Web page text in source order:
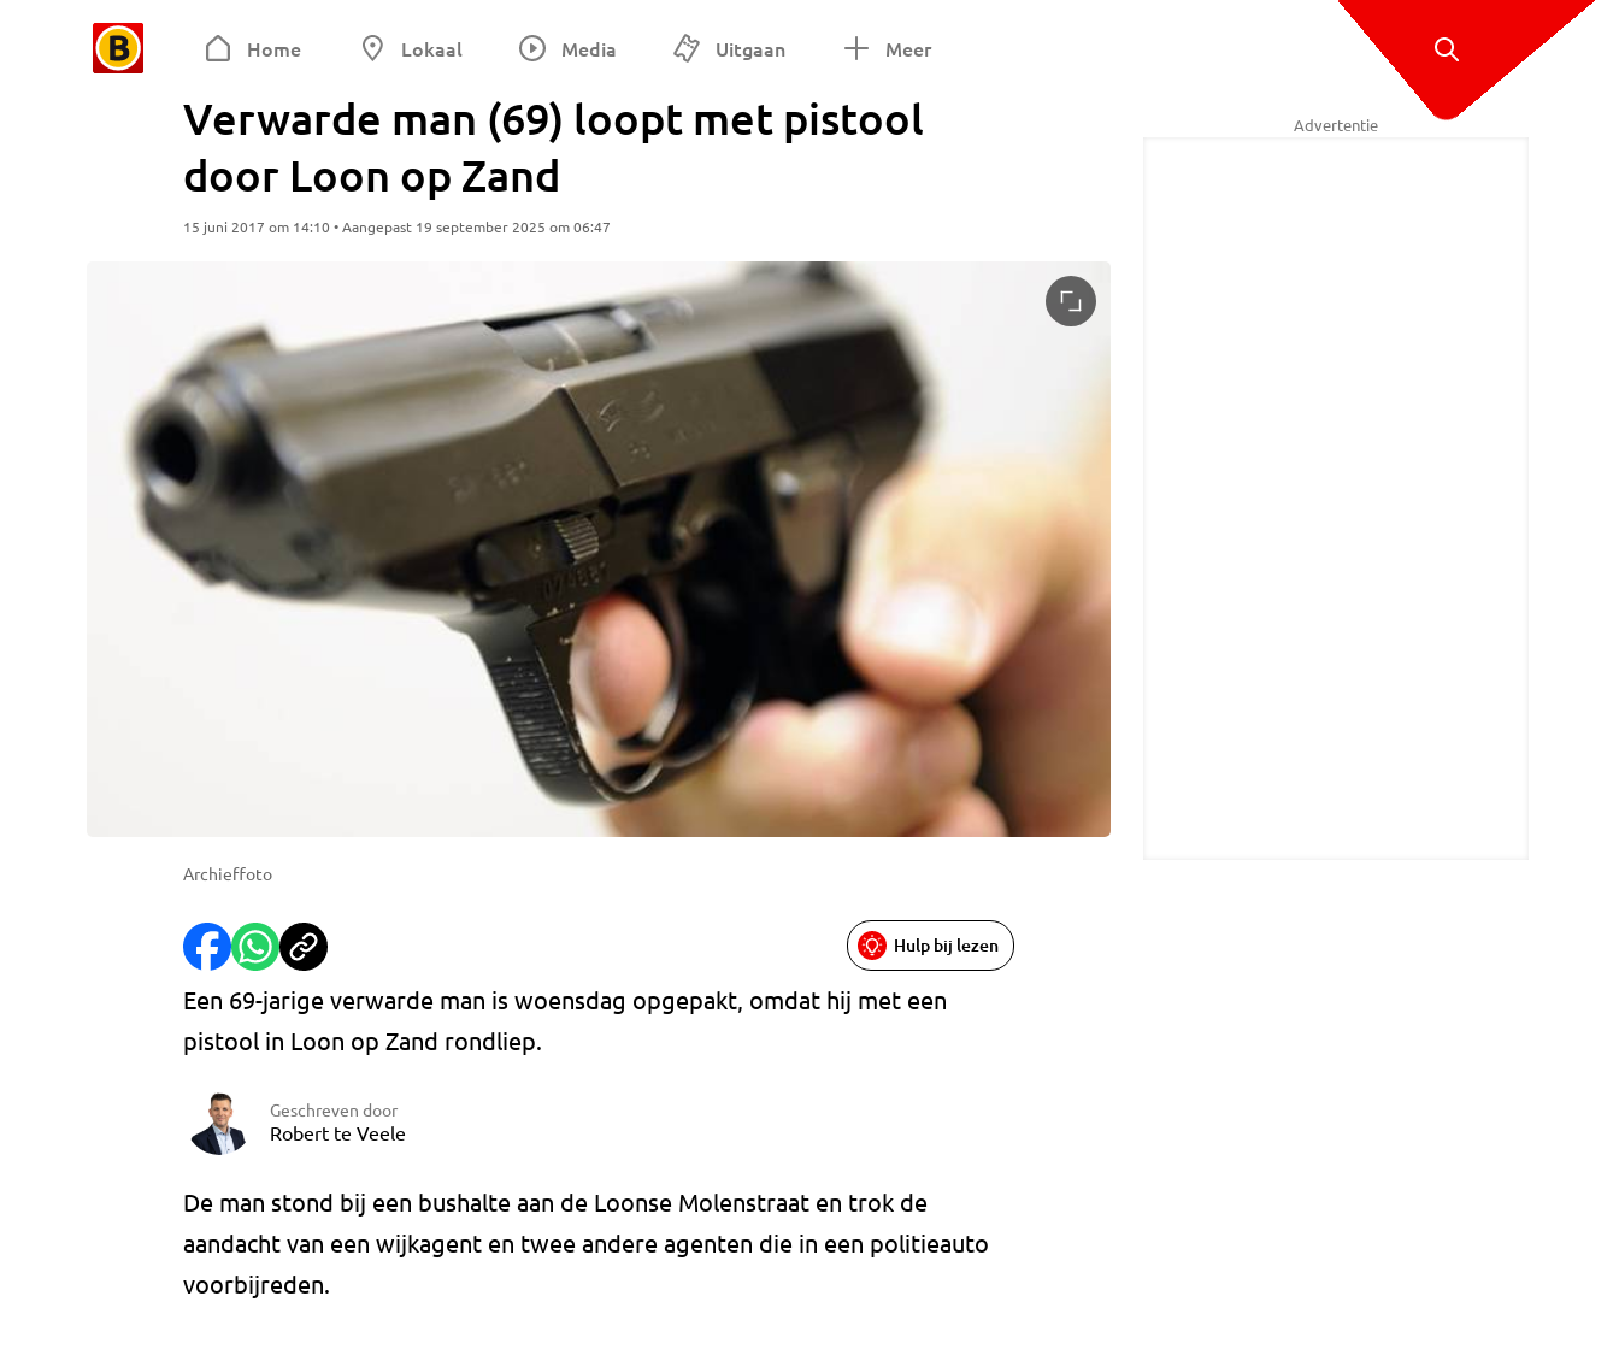
Home Lokaal Media Uitgaan Meer
Verwarde man (69) loopt met pistool
door Loon op Zand
15 juni 2017 om 14:10 • Aangepast 19 september 2025 om 06:47
Archieffoto
Hulp bij lezen
Een 69-jarige verwarde man is woensdag opgepakt, omdat hij met een
pistool in Loon op Zand rondliep.
Geschreven door
Robert te Veele
De man stond bij een bushalte aan de Loonse Molenstraat en trok de
aandacht van een wijkagent en twee andere agenten die in een politieauto
voorbijreden.
Advertentie